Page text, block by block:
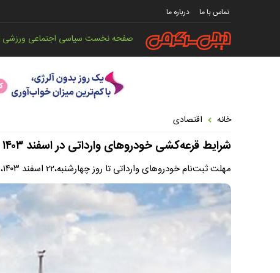
تماس با ما درباره ما
صفحه نخستسیاسی اجتماعی ورزشی
خانه اقتصادی
شرایط قرعه‌کشی خودروهای وارداتی در اسفند ۱۴۰۳ +جزییات
مهلت ثبت‌نام خودروهای وارداتی تا روز چهارشنبه،۲۲ اسفند ۱۴۰۳، تمدید شد.